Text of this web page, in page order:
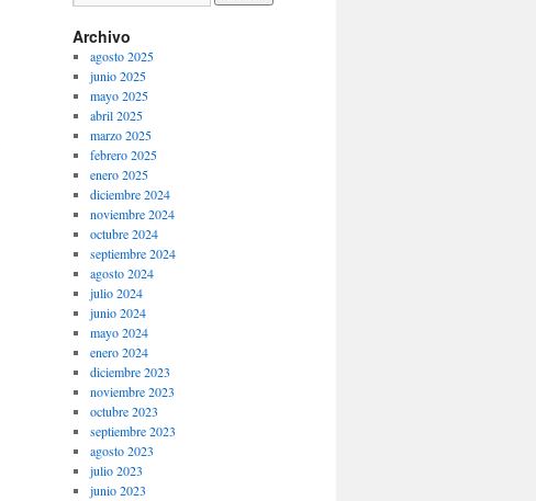
Archivo
agosto 2025
junio 2025
mayo 2025
abril 2025
marzo 2025
febrero 2025
enero 2025
diciembre 2024
noviembre 2024
octubre 2024
septiembre 2024
agosto 2024
julio 2024
junio 2024
mayo 2024
enero 2024
diciembre 2023
noviembre 2023
octubre 2023
septiembre 2023
agosto 2023
julio 2023
junio 2023